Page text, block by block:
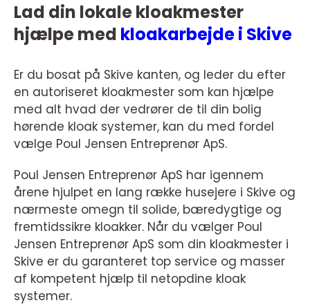
Lad din lokale kloakmester
hjælpe med kloakarbejde i Skive
Er du bosat på Skive kanten, og leder du efter
en autoriseret kloakmester som kan hjælpe
med alt hvad der vedrører de til din bolig
hørende kloak systemer, kan du med fordel
vælge Poul Jensen Entreprenør ApS.
Poul Jensen Entreprenør ApS har igennem
årene hjulpet en lang række husejere i Skive og
nærmeste omegn til solide, bæredygtige og
fremtidssikre kloakker. Når du vælger Poul
Jensen Entreprenør ApS som din kloakmester i
Skive er du garanteret top service og masser
af kompetent hjælp til netopdine kloak
systemer.